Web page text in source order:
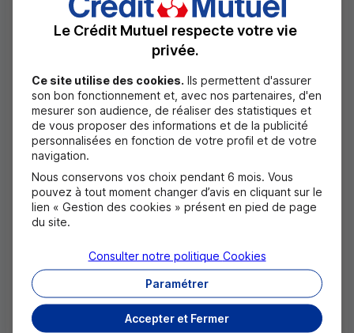
des Invalides et aux Victoires de la Musique
Classique, dont les Révélations des Victoires de la
Musique Classique, contemporaines et futures,
représentent le trait d’union. Mécène présent et
engagé dans la musique classique, leCICest fier de
contribuer, depuis 20 ans, à l’émergence des
Révélations des Victoires de la Musique Classique,
ces talents prometteurs qui se distinguent chaque
année dans les catégories Soliste Instrumental et
2022, les Révélations Chef d’Orchestre – et qui se
produisent tout au long de l’année dans le cadre de
la Saison Musicale des Invalides.
Le Crédit Mutuel respecte votre vie
privée.
Ce site utilise des cookies. Ils permettent d'assurer
son bon fonctionnement et, avec nos partenaires, d'en
mesurer son audience, de réaliser des statistiques et
de vous proposer des informations et de la publicité
personnalisées en fonction de votre profil et de votre
navigation.
Nous conservons vos choix pendant 6 mois. Vous
pouvez à tout moment changer d’avis en cliquant sur le
lien « Gestion des cookies » présent en pied de page
du site.
Accepter et Fermer
Paramétrer
Consulter notre politique Cookies